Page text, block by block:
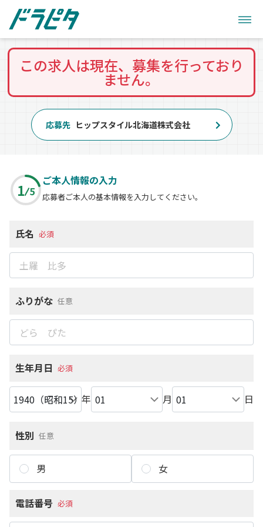
この求人は現在、募集を行っており
ません。
応募先 ヒップスタイル北海道株式会社
1 5
ご本人情報の入力
応募者ご本人の基本情報を入力してください。
氏名 必須
ふりがな 任意
生年月日 必須
年 月 日
性別 任意
男 女
電話番号 必須